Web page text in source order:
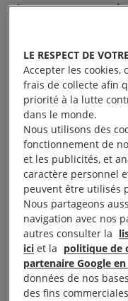
leurs groupes
acteurs mènent
croissante,
d’arrestations de
d’expulsions
discriminatoires
personnes
migrantes, a
23 juin 2026.
Au cours du mois
nationale (GUN)
libyen », son rival
armé nommé
(FAAL), contrôlant
LE RESPECT DE
Accepter les
frais de collecte afin
priorité à la lutte
dans le monde.
Nous utilisons des
fonctionnement de
et les publicités, et
caractère personnel
peuvent être utilisés
Nous partageons
navigation avec nos
autres consulter la
ici et la politique de
partenaire Google
données de nos
des fins